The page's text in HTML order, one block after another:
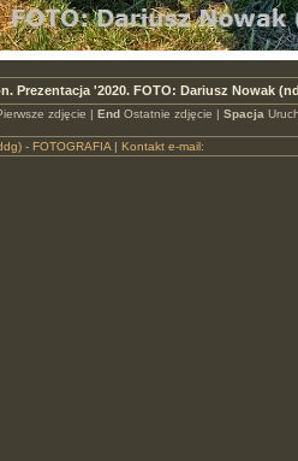
Prezentacja '2020. FOTO: Dariusz Nowak
zdjęcie | EndOstatnie zdjęcie | Spacja
- FOTOGRAFIA| Kontakt e-mail: